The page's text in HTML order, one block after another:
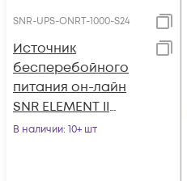
SNR-UPS-ONRT-1000-S24
Источник
бесперебойного
питания он-лайн
SNR ELEMENT II
1000ВА/1000Вт (PF-
В наличии: 10+ шт